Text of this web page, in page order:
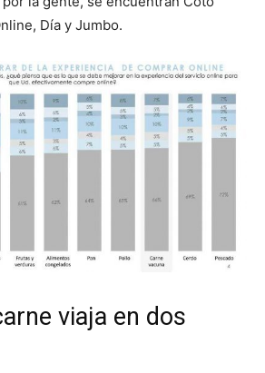
Día y Jumbo.
viaja en dos